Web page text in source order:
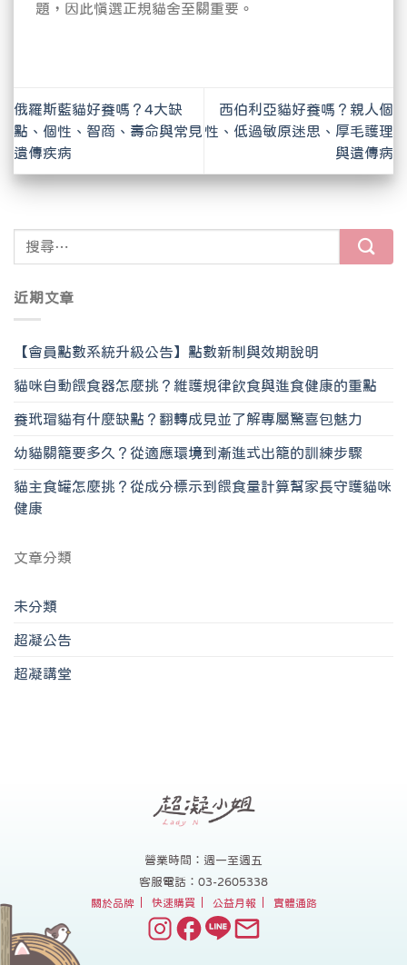
題，因此慎選正規貓舍至關重要。
俄羅斯藍貓好養嗎？4大缺
點、個性、智商、壽命與常見
遺傳疾病
西伯利亞貓好養嗎？親人個
性、低過敏原迷思、厚毛護理
與遺傳病
近期文章
【會員點數系統升級公告】點數新制與效期說明
貓咪自動餵食器怎麼挑？維護規律飲食與進食健康的重點
養玳瑁貓有什麼缺點？翻轉成見並了解專屬驚喜包魅力
幼貓關籠要多久？從適應環境到漸進式出籠的訓練步驟
貓主食罐怎麼挑？從成分標示到餵食量計算幫家長守護貓咪
健康
文章分類
未分類
超凝公告
超凝講堂
營業時間：週一至週五
客服電話：03-2605338
關於品牌 快速購買 公益月報 實體通路